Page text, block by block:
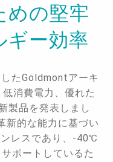
めの堅牢
ギー効率
たGoldmontアーキ
消費電力、優れた
製品を発表しまし
新的な能力に基づい
レスであり、-40℃
ポートしているた